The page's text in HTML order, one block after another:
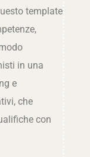
template
in una
e
che
con